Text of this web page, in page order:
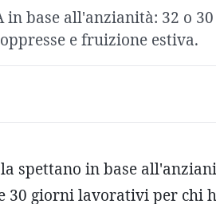
in base all'anzianità: 32 o
e fruizione estiva.
spettano in base
giorni lavorativi per chi